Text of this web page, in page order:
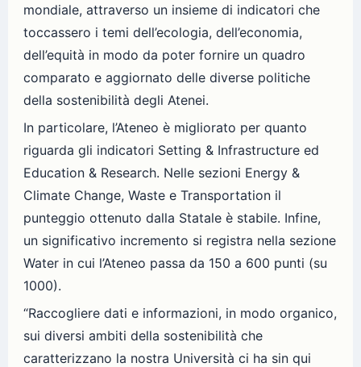
mondiale, attraverso un insieme di indicatori che
toccassero i temi dell’ecologia, dell’economia,
dell’equità in modo da poter fornire un quadro
comparato e aggiornato delle diverse politiche
della sostenibilità degli Atenei.
In particolare, l’Ateneo è migliorato per quanto
riguarda gli indicatori Setting & Infrastructure ed
Education & Research. Nelle sezioni Energy &
Climate Change, Waste e Transportation il
punteggio ottenuto dalla Statale è stabile. Infine,
un significativo incremento si registra nella sezione
Water in cui l’Ateneo passa da 150 a 600 punti (su
1000).
“Raccogliere dati e informazioni, in modo organico,
sui diversi ambiti della sostenibilità che
caratterizzano la nostra Università ci ha sin qui